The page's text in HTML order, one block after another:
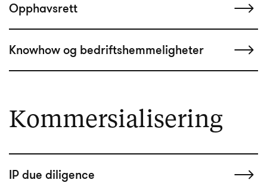
Opphavsrett
Knowhow og bedriftshemmeligheter
Kommersialisering
IP due diligence